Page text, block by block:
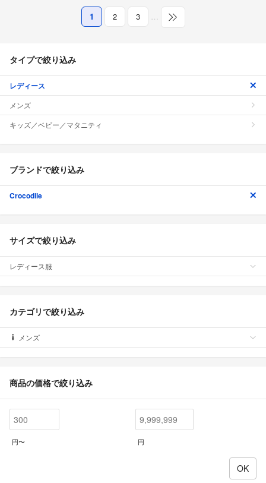
1 2 3 …
タイプで絞り込み
レディース
メンズ
キッズ／ベビー／マタニティ
ブランドで絞り込み
Crocodile
サイズで絞り込み
レディース服
カテゴリで絞り込み
メンズ
商品の価格で絞り込み
円〜 円